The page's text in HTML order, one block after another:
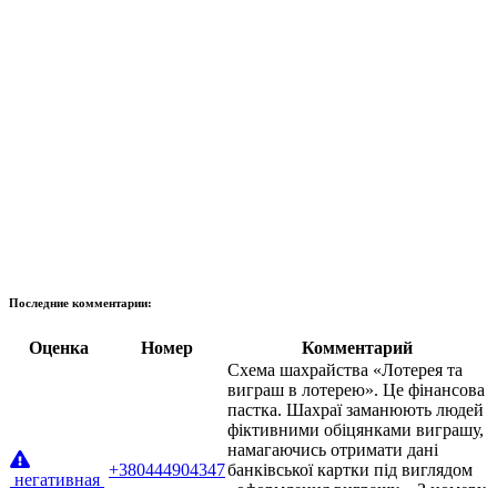
Последние комментарии:
Оценка Номер Комментарий
негативная
+380444904347
Схема шахрайства «Лотерея та
виграш в лотерею». Це фінансова
пастка. Шахраї заманюють людей
фіктивними обіцянками виграшу,
намагаючись отримати дані
банківської картки під виглядом